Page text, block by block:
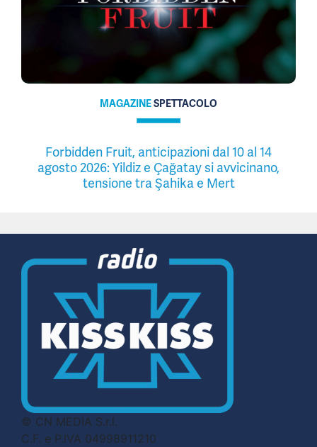
MAGAZINESPETTACOLO
Forbidden Fruit, anticipazioni dal 10 al 14
agosto 2026: Yildiz e Çağatay si avvicinano,
tensione tra Şahika e Mert
© CN MEDIA S.r.l.
C.F. e P.IVA 04998911210